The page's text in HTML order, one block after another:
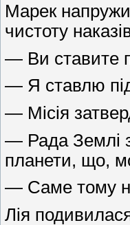
Марек
чистоту
— Ви ставите
— Я ставлю
— Місія
— Рада Землі
планети, що,
— Саме тому
Лія